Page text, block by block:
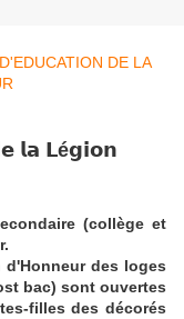
𝗹𝗮 𝗟é𝗴𝗶𝗼𝗻
(collège et
des loges
bac) sont ouvertes
filles des décorés